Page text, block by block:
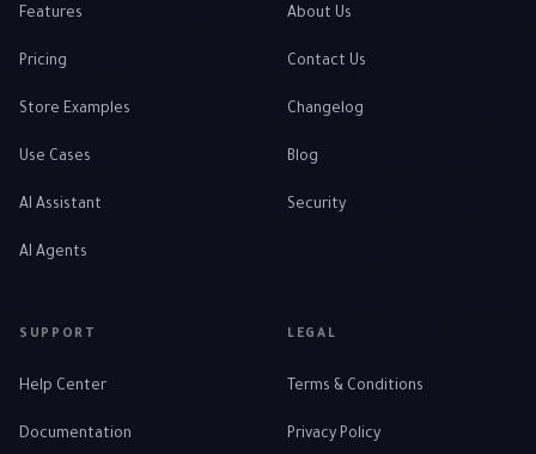
Features
Pricing
Store Examples
Use Cases
AI Assistant
AI Agents
About Us
Contact Us
Changelog
Blog
Security
SUPPORT
Help Center
Documentation
LEGAL
Terms & Conditions
Privacy Policy